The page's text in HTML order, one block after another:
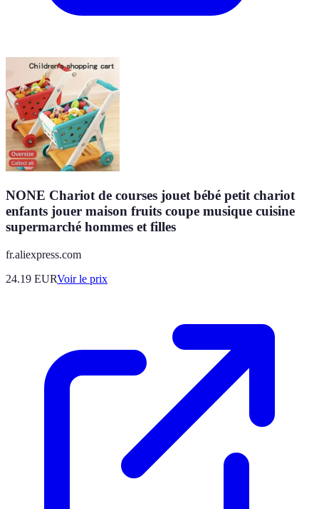
NONE Chariot de courses jouet bébé petit chariot
enfants jouer maison fruits coupe musique cuisine
supermarché hommes et filles
fr.aliexpress.com
24.19 EURVoir le prix